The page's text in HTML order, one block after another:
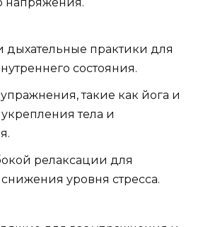
практики для
состояния.
такие как йога и
тела и
релаксации для
уровня стресса.